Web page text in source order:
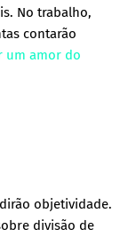
No trabalho,
contarão
um amor do
objetividade.
divisão de